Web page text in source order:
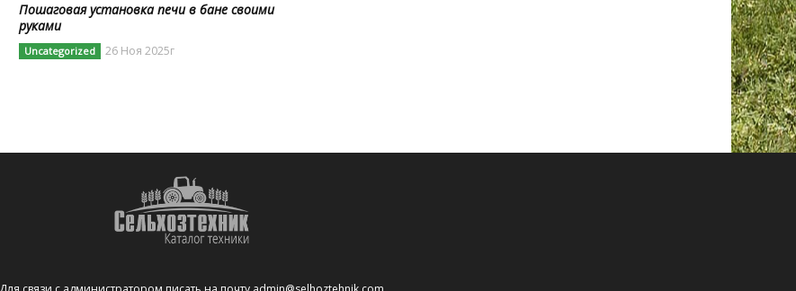
Пошаговая установка печи в бане своими
руками
Uncategorized 26 Ноя 2025г